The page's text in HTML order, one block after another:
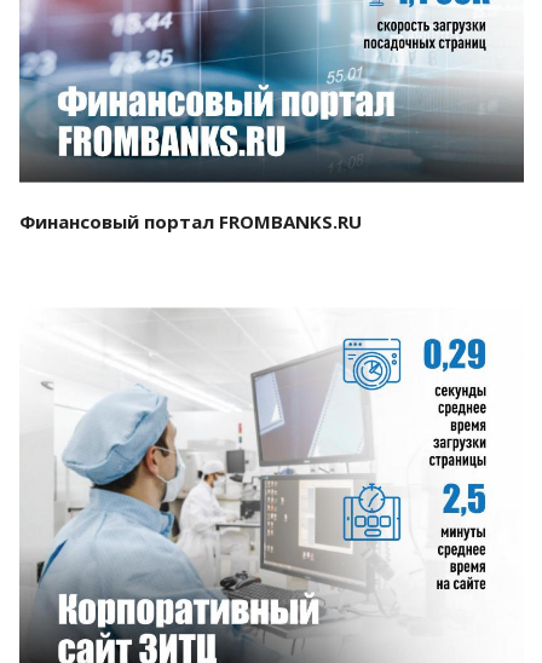
Смотреть проект
Финансовый портал FROMBANKS.RU
Смотреть проект